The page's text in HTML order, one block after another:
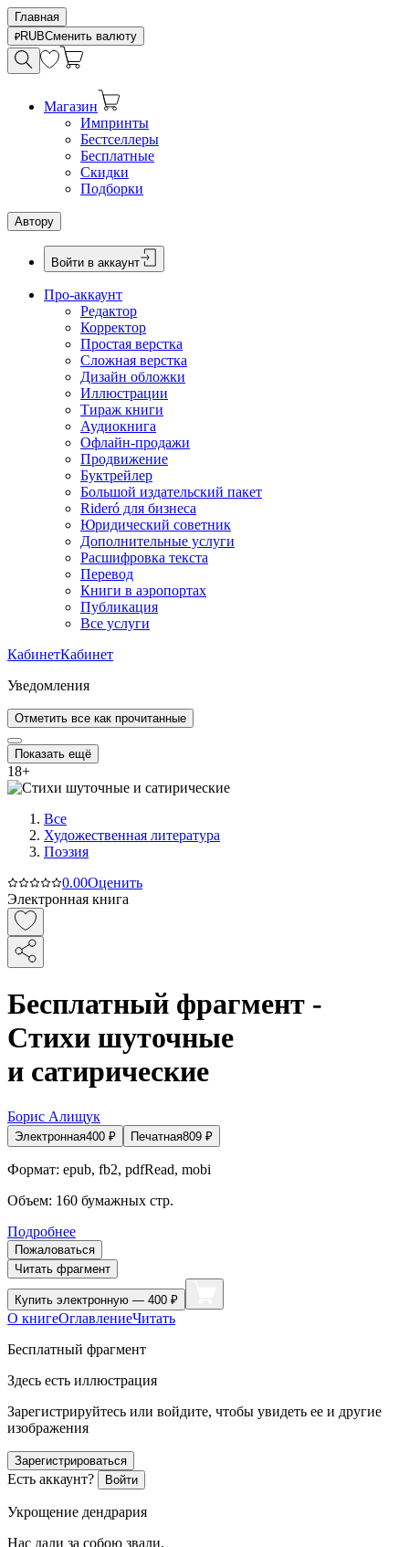
Главная
RUBСменить валюту
Магазин
Импринты
Бестселлеры
Бесплатные
Скидки
Подборки
Автору
Войти в аккаунт
Про-аккаунт
Редактор
Корректор
Простая верстка
Сложная верстка
Дизайн обложки
Иллюстрации
Тираж книги
Аудиокнига
Офлайн-продажи
Продвижение
Буктрейлер
Большой издательский пакет
Rideró для бизнеса
Юридический советник
Дополнительные услуги
Расшифровка текста
Перевод
Книги в аэропортах
Публикация
Все услуги
КабинетКабинет
Уведомления
Отметить все как прочитанные
Показать ещё
18+
Все
Художественная литература
Поэзия
0.00Оценить
Электронная книга
Бесплатный фрагмент -
Стихи шуточные
и сатирические
Борис Алищук
Электронная400 ₽ Печатная809 ₽
Формат: epub, fb2, pdfRead, mobi
Объем: 160 бумажных стр.
Подробнее
Пожаловаться
Читать фрагмент
Купить электронную — 400 ₽
О книгеОглавлениеЧитать
Бесплатный фрагмент
Здесь есть иллюстрация
Зарегистрируйтесь или войдите, чтобы увидеть ее и другие
изображения
Зарегистрироваться
Есть аккаунт? Войти
Укрощение дендрария
Нас дали за собою звали,